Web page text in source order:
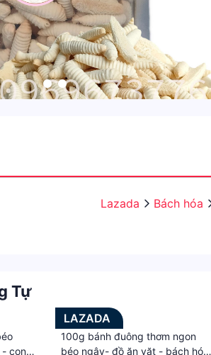
Lazada Bách hóa
Tự
- con
LAZADA
100g bánh đuông thơm ngon
béo ngậy- đồ ăn vặt - bách hóa